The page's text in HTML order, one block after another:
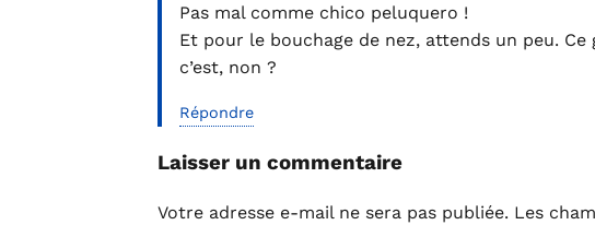
Pas mal comme chico peluquero !
Et pour le bouchage de nez, attends un peu.
c’est, non ?
Répondre
Laisser un commentaire
Votre adresse e-mail ne sera pas publiée. Les